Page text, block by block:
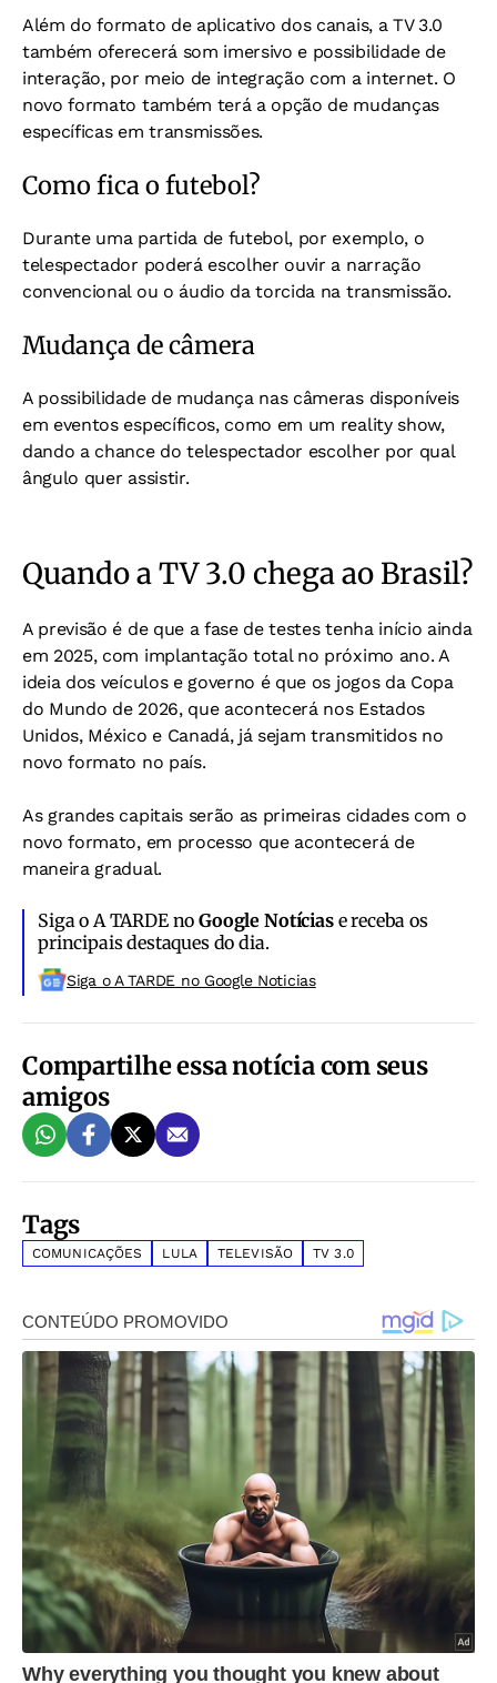
Além do formato de aplicativo dos canais, a TV 3.0
também oferecerá som imersivo e possibilidade de
interação, por meio de integração com a internet. O
novo formato também terá a opção de mudanças
específicas em transmissões.
Como fica o futebol?
Durante uma partida de futebol, por exemplo, o
telespectador poderá escolher ouvir a narração
convencional ou o áudio da torcida na transmissão.
Mudança de câmera
A possibilidade de mudança nas câmeras disponíveis
em eventos específicos, como em um reality show,
dando a chance do telespectador escolher por qual
ângulo quer assistir.
Quando a TV 3.0 chega ao Brasil?
A previsão é de que a fase de testes tenha início ainda
em 2025, com implantação total no próximo ano. A
ideia dos veículos e governo é que os jogos da Copa
do Mundo de 2026, que acontecerá nos Estados
Unidos, México e Canadá, já sejam transmitidos no
novo formato no país.
As grandes capitais serão as primeiras cidades com o
novo formato, em processo que acontecerá de
maneira gradual.
Siga o A TARDE noGoogle Notíciase receba os
principais destaques do dia.
Siga o A TARDE no Google Noticias
Compartilhe essa notícia com seus
amigos
Tags
COMUNICAÇÕES LULA TELEVISÃO TV 3.0